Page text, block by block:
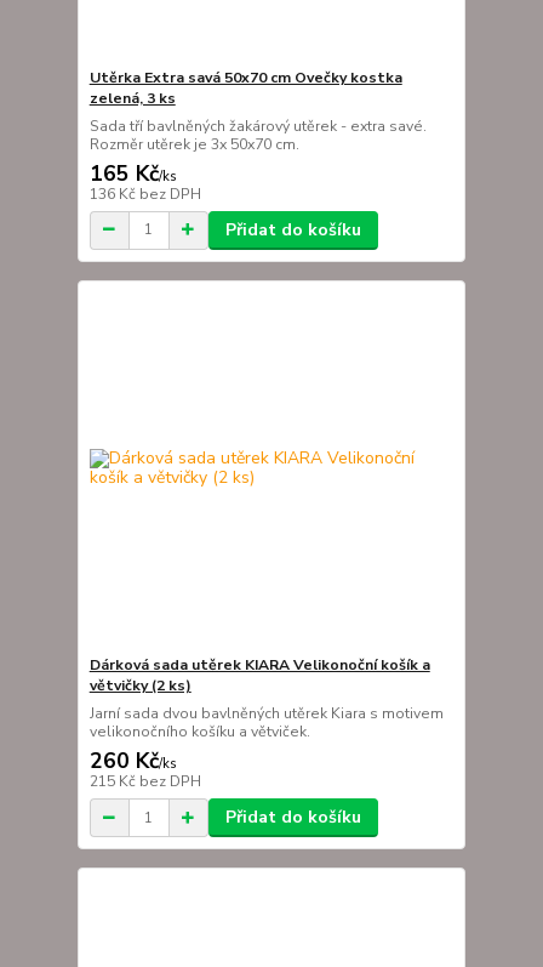
Utěrka Extra savá 50x70 cm Ovečky kostka
zelená, 3 ks
Sada tří bavlněných žakárový utěrek - extra savé.
Rozměr utěrek je 3x 50x70 cm.
165 Kč/ks
136 Kč bez DPH
Přidat do košíku
Dárková sada utěrek KIARA Velikonoční košík a
větvičky (2 ks)
Jarní sada dvou bavlněných utěrek Kiara s motivem
velikonočního košíku a větviček.
260 Kč/ks
215 Kč bez DPH
Přidat do košíku